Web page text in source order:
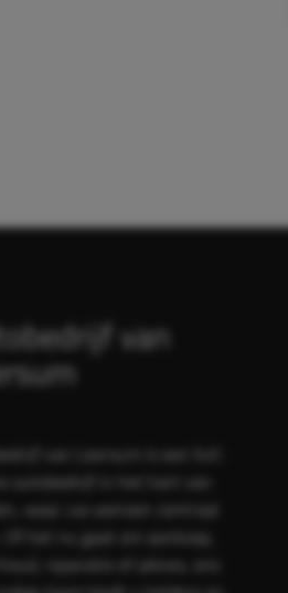
van
van Leersum is een full-
autobedrijf in het hart van
waar uw wensen centraal
Of het nu gaat om aankoop,
reparatie of advies, ons